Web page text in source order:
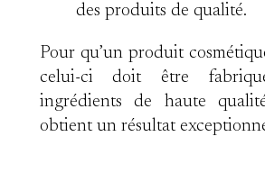
des produits de qualité.
Pour qu’un produit
celui-ci doit être
ingrédients de haute
obtient un résultat